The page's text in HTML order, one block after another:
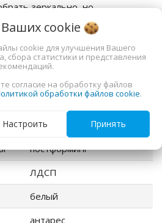
зеркально, но
конструкции может
00-00105549
ЛДСП
постформинг
ЛДСП
белый
антарес
cookie
cookie для улучшения Вашего
сбора статистики и представления
согласие на обработку файлов
обработки файлов cookie.
Настроить Принять